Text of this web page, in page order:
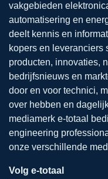
vakgebieden
automatisering en
deelt kennis en
kopers en leveranciers
producten, innovaties,
bedrijfsnieuws en
door en voor technici,
over hebben en
mediamerk e-totaal
engineering
onze verschillende
Volg e-totaal